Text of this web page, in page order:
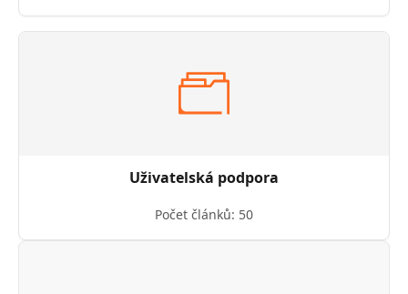
Uživatelská podpora
Počet článků: 50